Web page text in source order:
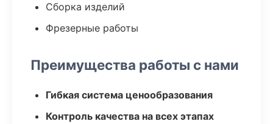
Сборка изделий
Фрезерные работы
Преимущества работы с нами
Гибкая система ценообразования
Контроль качества на всех этапах